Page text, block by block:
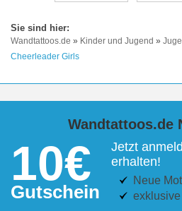
Wandtattoos.de » Kinder und Jugend »
Cheerleader Girls
Wandtattoos.de
10€
Gutschein
Jetzt
erhalten!
Neue